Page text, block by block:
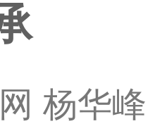
杨华峰